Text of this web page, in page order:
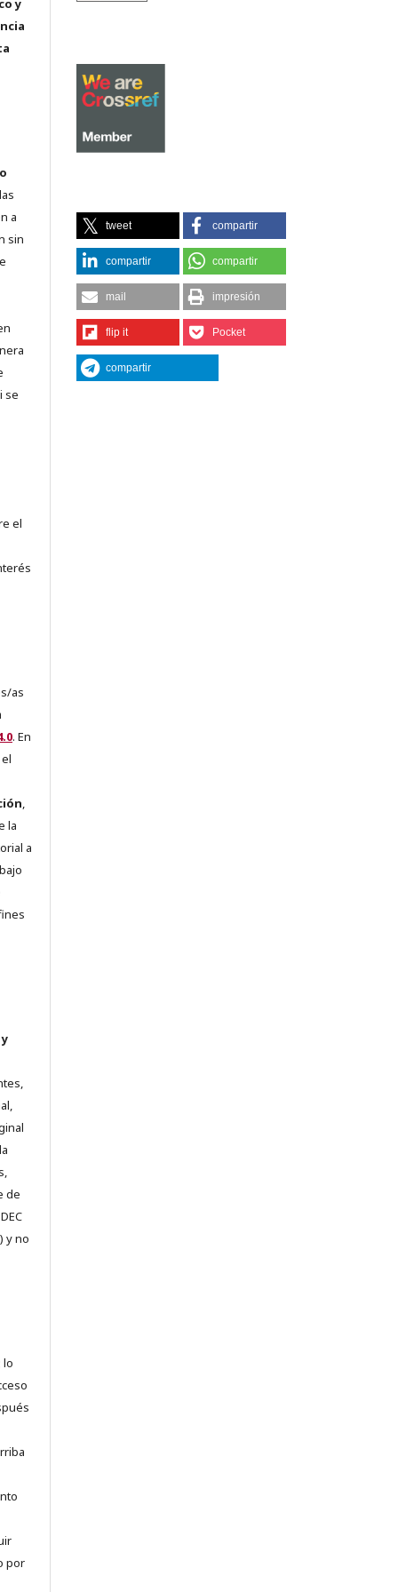
y
a
sin
se
el
as
. En
,
la
a
de
y no
lo
por
tweet compartir
compartir compartir
mail impresión
flip it Pocket
compartir